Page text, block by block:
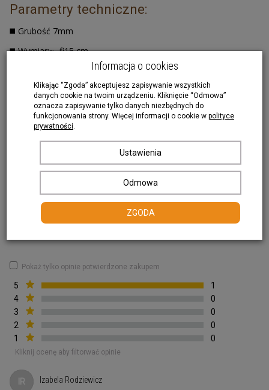
Korek ekspandowany
Ozdoby świąteczne
jego wymaganiom.
Parametry techniczne:
◼️ Grubość 7mm
◼️ Wymiar:~ fi15 cm
◼️ Wykonanie: naturalny korek
Czytaj dalej..
Recenzje
5
Liczba wystawionych ocen: 1
Pokaż tylko opinie potwierdzone zakupem
5
1
4
0
3
0
2
0
1
0
Kliknij ocenę aby filtorwać opinie
IR Izabela Rodziewicz
Informacja o cookies
Klikając “Zgoda” akceptujesz zapisywanie wszystkich
danych cookie na twoim urządzeniu. Kliknięcie “Odmowa”
oznacza zapisywanie tylko danych niezbędnych do
funkcjonowania strony. Więcej informacji o cookie w polityce
prywatności.
Ustawienia
Odmowa
ZGODA